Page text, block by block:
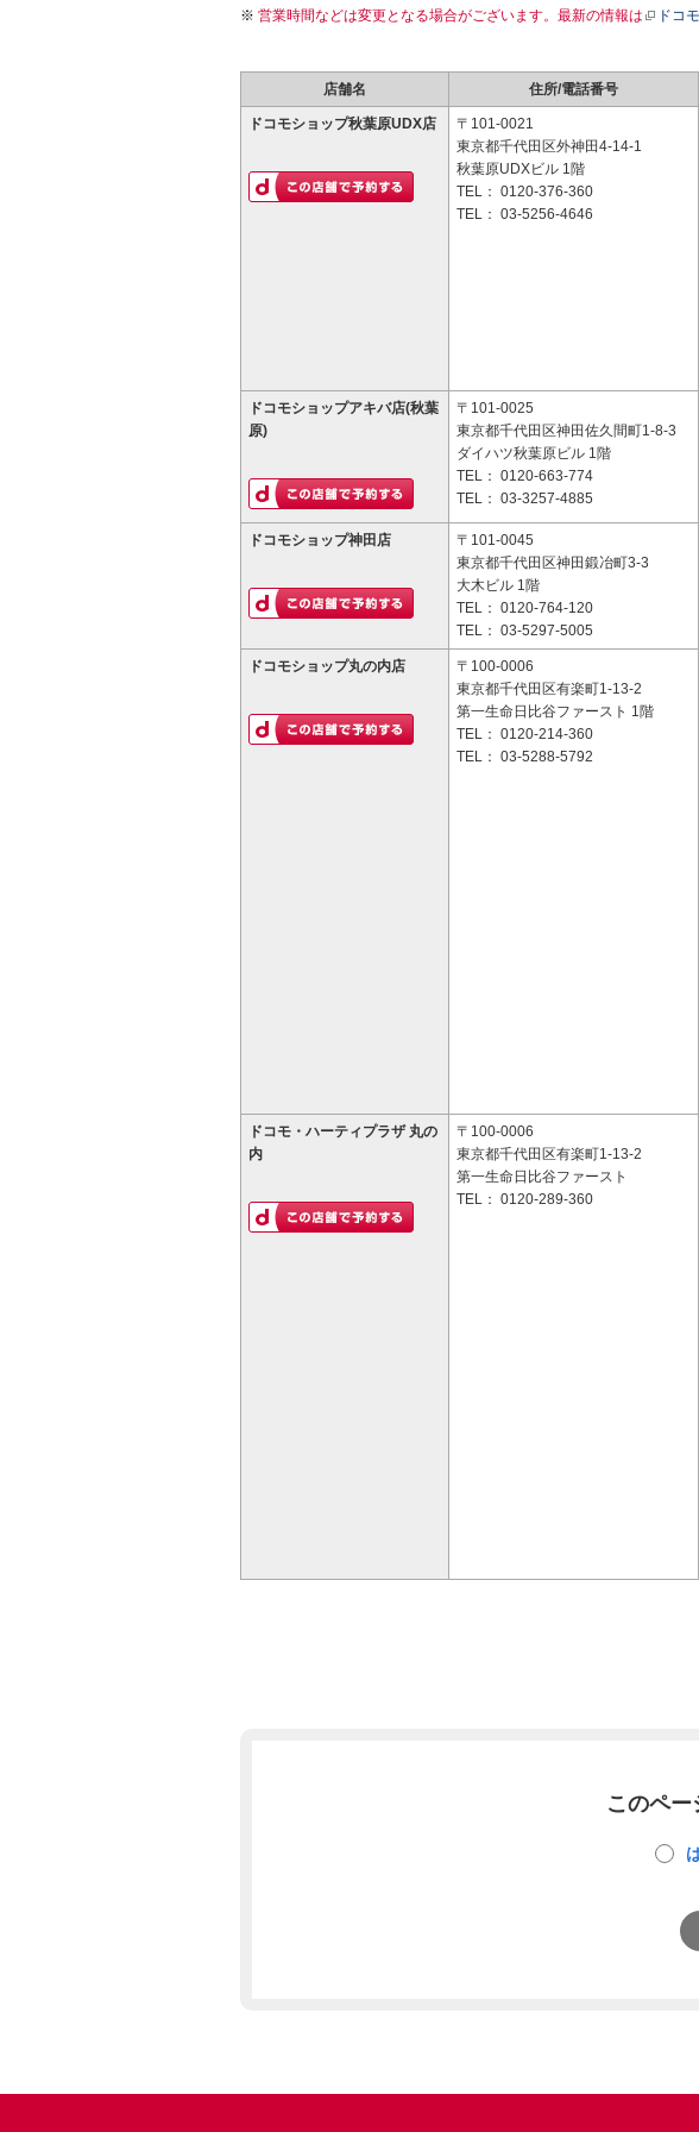
営業時間などは変更となる場合がございます。最新の情報は ドコ
店舗名 住所/電話番号
ドコモショップ秋葉原UDX店
〒101-0021
東京都千代田区外神田4-14-1
秋葉原UDXビル 1階
TEL： 0120-376-360
TEL： 03-5256-4646
ドコモショップアキバ店(秋葉
原)
〒101-0025
東京都千代田区神田佐久間町1-8-3
ダイハツ秋葉原ビル 1階
TEL： 0120-663-774
TEL： 03-3257-4885
ドコモショップ神田店
〒101-0045
東京都千代田区神田鍛冶町3-3
大木ビル 1階
TEL： 0120-764-120
TEL： 03-5297-5005
ドコモショップ丸の内店
〒100-0006
東京都千代田区有楽町1-13-2
第一生命日比谷ファースト 1階
TEL： 0120-214-360
TEL： 03-5288-5792
ドコモ・ハーティプラザ 丸の
内
〒100-0006
東京都千代田区有楽町1-13-2
第一生命日比谷ファースト
TEL： 0120-289-360
このペー